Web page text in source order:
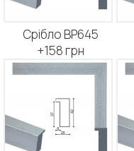
Срібло BP645
+158 грн